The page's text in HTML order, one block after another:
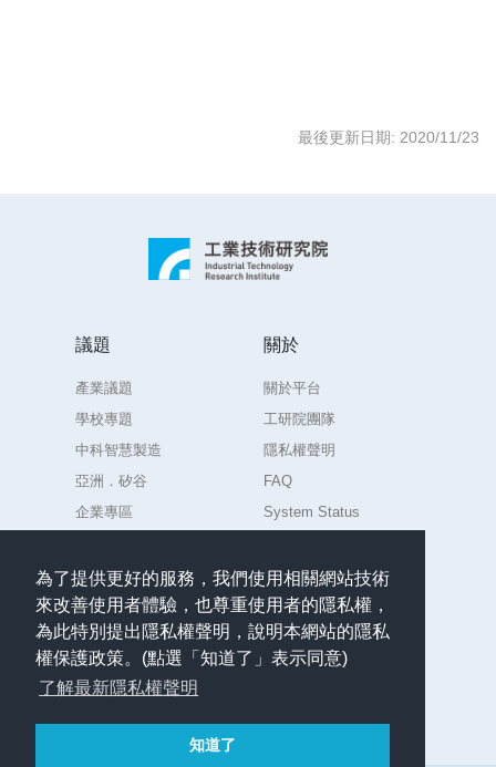
為了提供更好的服務，我們使用相關網站技術
來改善使用者體驗，也尊重使用者的隱私權，
為此特別提出隱私權聲明，說明本網站的隱私
權保護政策。(點選「知道了」表示同意)
了解最新隱私權聲明
知道了
最後更新日期: 2020/11/23
議題
產業議題
學校專題
中科智慧製造
亞洲．矽谷
企業專區
關於
關於平台
工研院團隊
隱私權聲明
FAQ
System Status
聯絡
任何意見或問題請聯絡
admin.AIdea@itri.org.tw